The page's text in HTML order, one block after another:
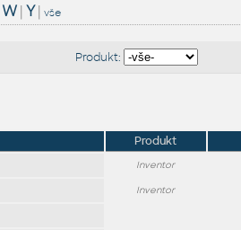
W| Y| vše
Produkt:
Produkt
Inventor
Inventor